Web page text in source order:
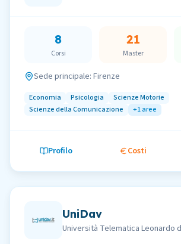
8
Corsi
21
Master
Sede principale: Firenze
Economia Psicologia
Scienze Motorie
Scienze della Comunicazione
+1aree
Profilo Costi
UniDav
Università Telematica Leonardo